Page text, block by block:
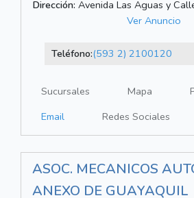
Dirección: Avenida Las Aguas y
Ver Anuncio
Teléfono:(593 2) 2100120
Sucursales Mapa
Email
Redes Sociales
ASOC. MECANICOS
ANEXO DE GUAYAQUIL